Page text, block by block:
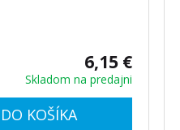
6,15 €
Skladom na predajni
DO KOŠÍKA